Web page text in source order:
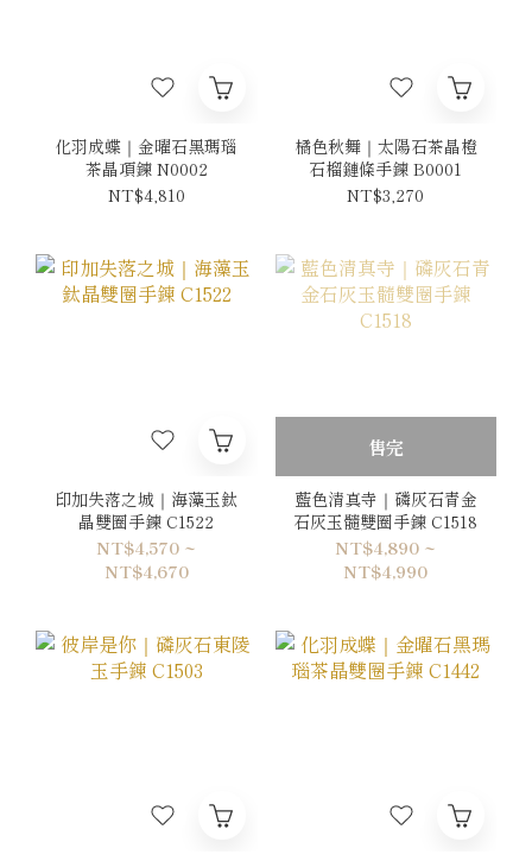
化羽成蝶｜金曜石黑瑪瑙
茶晶項鍊 N0002
NT$4,810
橘色秋舞｜太陽石茶晶橙
石榴鏈條手鍊 B0001
NT$3,270
印加失落之城｜海藻玉鈦
晶雙圈手鍊 C1522
NT$4,570 ~
NT$4,670
售完
藍色清真寺｜磷灰石青金
石灰玉髓雙圈手鍊 C1518
NT$4,890 ~
NT$4,990